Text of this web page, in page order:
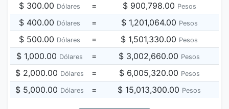
$ 300.00 Dólares = $ 900,798.00 Pesos
$ 400.00 Dólares = $ 1,201,064.00 Pesos
$ 500.00 Dólares = $ 1,501,330.00 Pesos
$ 1,000.00 Dólares = $ 3,002,660.00 Pesos
$ 2,000.00 Dólares = $ 6,005,320.00 Pesos
$ 5,000.00 Dólares = $ 15,013,300.00 Pesos